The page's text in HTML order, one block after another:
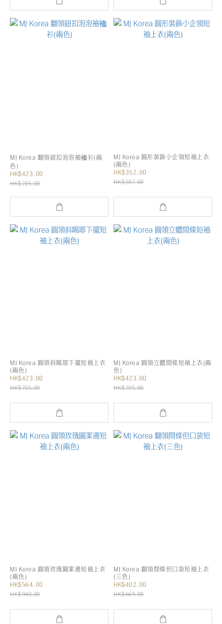
MJ Korea 翻領鈕扣泡泡袖裇衫(兩
色)
HK$423.00
HK$705.00
MJ Korea 圓形裝飾小企領短袖上衣
(兩色)
HK$352.00
HK$587.00
MJ Korea 圓領斜喝耶下擺短袖上衣
(兩色)
HK$423.00
HK$705.00
MJ Korea 圓領立體間條短袖上衣(兩
色)
HK$423.00
HK$705.00
MJ Korea 圓領玫瑰圖案邊短袖上衣
(兩色)
HK$564.00
HK$940.00
MJ Korea 翻領間條但口袋短袖上衣
(三色)
HK$402.00
HK$669.00